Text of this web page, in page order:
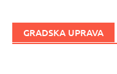
GRADSKA UPRAVA